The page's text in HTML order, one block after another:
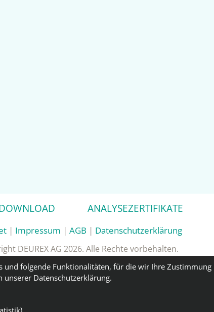
ANALYSEZERTIFIKATE
| Impressum | AGB | Datenschutzerklärung
DEUREX AG 2026. Alle Rechte vorbehalten.
und folgende Funktionalitäten, für die wir Ihre Zustimmung
Datenschutzerklärung.